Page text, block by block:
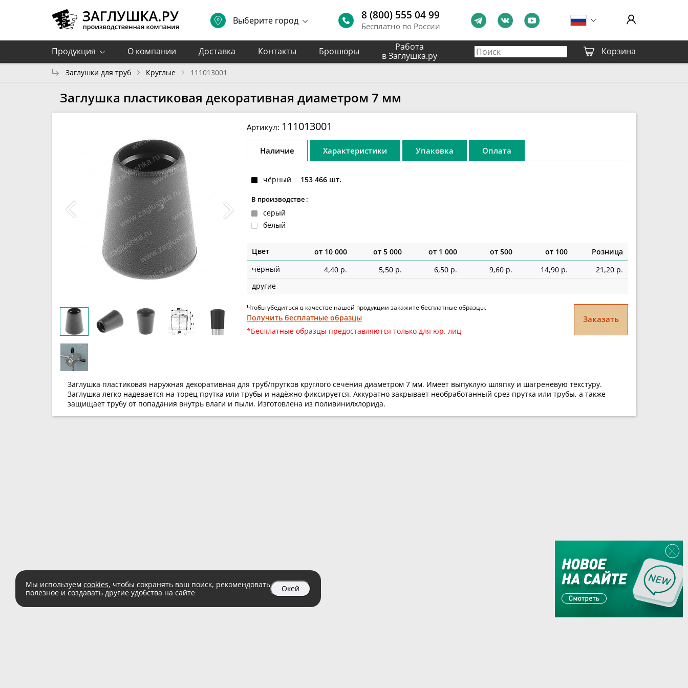
Выберите город 8 (800) 555 04 99
Бесплатно по России
Продукция О компании Доставка Контакты Брошюры
Работа
в Заглушка.ру
Корзина
Заглушки для труб Круглые 111013001
Заглушка пластиковая декоративная диаметром 7 мм
Артикул: 111013001
Наличие Характеристики Упаковка Оплата
чёрный 153 466 шт.
В производстве :
серый
белый
Цвет от 10 000 от 5 000 от 1 000 от 500 от 100
Розница
чёрный
4,40 р. 5,50 р. 6,50 р. 9,60 р. 14,90 р.
21,20 р.
другие
Чтобы убедиться в качестве нашей продукции закажите бесплатные образцы.
Получить бесплатные образцы
*Бесплатные образцы предоставляются только для юр. лиц
Заказать
Заглушка пластиковая наружная декоративная для труб/прутков круглого сечения диаметром 7 мм. Имеет выпуклую шляпку и шагреневую текстуру.
Заглушка легко надевается на торец прутка или трубы и надёжно фиксируется. Аккуратно закрывает необработанный срез прутка или трубы, а также
защищает трубу от попадания внутрь влаги и пыли. Изготовлена из поливинилхлорида.
Мы используем cookies, чтобы сохранять ваш поиск, рекомендовать
полезное и создавать другие удобства на сайте
Окей